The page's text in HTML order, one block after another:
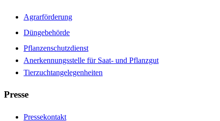
Agrarförderung
Düngebehörde
Pflanzenschutzdienst
Anerkennungsstelle für Saat- und Pflanzgut
Tierzuchtangelegenheiten
Presse
Pressekontakt